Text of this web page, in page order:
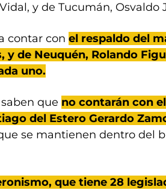
y de Tucumán, Osvaldo
contar con el respaldo del
y de Neuquén, Rolando
uno.
que no contarán con
del Estero Gerardo
se mantienen dentro del
que tiene 28